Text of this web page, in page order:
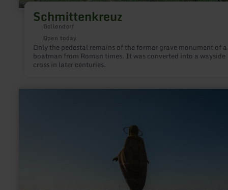
Schmittenkreuz
Bollendorf
Open today
Only the pedestal remains of the former grave monument of a
boatman from Roman times. It was converted into a wayside
cross in later centuries.